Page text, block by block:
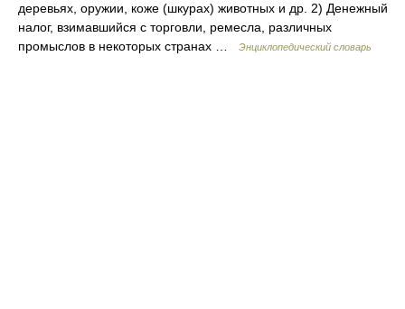
деревьях, оружии, коже (шкурах) животных и др. 2) Денежный
налог, взимавшийся с торговли, ремесла, различных
промыслов в некоторых странах …
Энциклопедический словарь